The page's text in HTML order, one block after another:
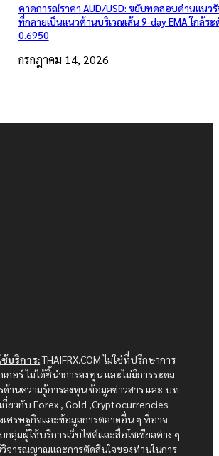
คาดการณ์ราคา AUD/USD: ขยับทดสอบด่านแนวรั
ที่กลายเป็นแนวต้านบริเวณเส้น 9-day EMA ใกล้ร
0.6950
กรกฎาคม 14, 2026
บริการ:THAIFRX.COM ไม่ใช่ที่ปรึกษาการ
เกอร์ ไม่ได้ชี้นำการลงทุน และไม่มีการระดม
ด้านความรู้การลงทุน ข้อมูลข่าวสาร และ บท
กี่ยวกับ Forex , Gold ,Cryptocurrencies
เศรษฐกิจและข้อมูลการตลาดอื่น ๆ ที่อาจ
ลุ่มผู้ใช้บริการเว็บไซต์และสื่อโซเซียลต่าง ๆ
วิจารณญาณและการตัดสินใจของท่านในการ